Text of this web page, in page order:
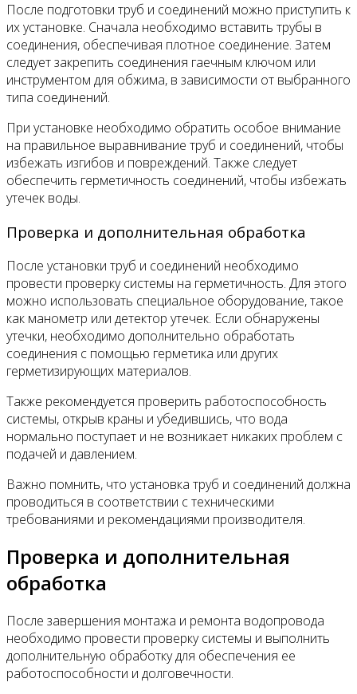
После подготовки труб и соединений можно приступить к
их установке. Сначала необходимо вставить трубы в
соединения, обеспечивая плотное соединение. Затем
следует закрепить соединения гаечным ключом или
инструментом для обжима, в зависимости от выбранного
типа соединений.
При установке необходимо обратить особое внимание
на правильное выравнивание труб и соединений, чтобы
избежать изгибов и повреждений. Также следует
обеспечить герметичность соединений, чтобы избежать
утечек воды.
Проверка и дополнительная обработка
После установки труб и соединений необходимо
провести проверку системы на герметичность. Для этого
можно использовать специальное оборудование, такое
как манометр или детектор утечек. Если обнаружены
утечки, необходимо дополнительно обработать
соединения с помощью герметика или других
герметизирующих материалов.
Также рекомендуется проверить работоспособность
системы, открыв краны и убедившись, что вода
нормально поступает и не возникает никаких проблем с
подачей и давлением.
Важно помнить, что установка труб и соединений должна
проводиться в соответствии с техническими
требованиями и рекомендациями производителя.
Проверка и дополнительная
обработка
После завершения монтажа и ремонта водопровода
необходимо провести проверку системы и выполнить
дополнительную обработку для обеспечения ее
работоспособности и долговечности.